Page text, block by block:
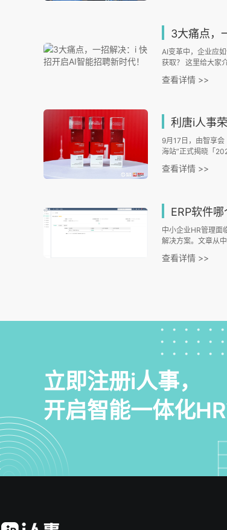
3大痛点，一
AI变革中，企业应
获取？ 这里给大家
招聘界的超级助手
“大海捞针”到“精准
查看详情 >>
利唐i人事荣获
9月17日，由智享
海站”正式揭晓「
先的产品创新能力
务HR臻选供应商」
查看详情 >>
ERP软件哪个
中小企业HR管理面
解决方案。文章从
酬、绩效等核心模
的支持。系统通过
查看详情 >>
立即注册i人事，
开启智能一体化HR